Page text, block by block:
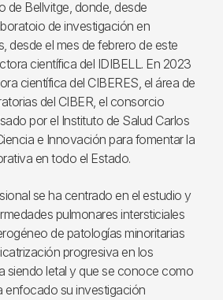
de Bellvitge, donde, desde
de investigación en
desde el mes de febrero de este
científica del IDIBELL. En 2023
científica del CIBERES, el área de
del CIBER, el consorcio
por el Instituto de Salud Carlos
e Innovación para fomentar la
en todo el Estado.
se ha centrado en el estudio y
pulmonares intersticiales
de patologías minoritarias
progresiva en los
siendo letal y que se conoce como
enfocado su investigación